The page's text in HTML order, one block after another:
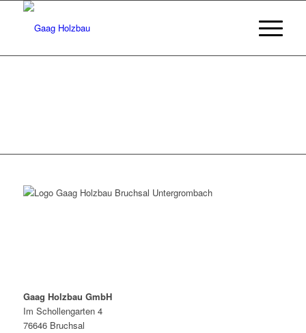
Gaag Holzbau GmbH
Im Schollengarten 4
76646 Bruchsal